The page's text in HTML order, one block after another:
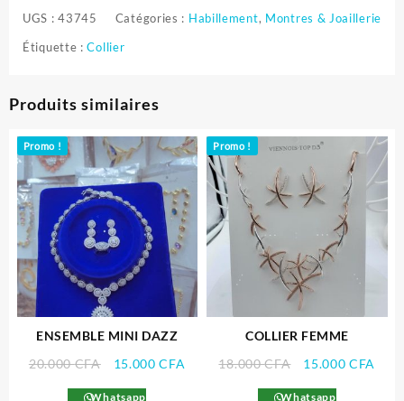
UGS :43745 Catégories : Habillement, Montres & Joaillerie
Étiquette :Collier
Produits similaires
Promo !
ENSEMBLE MINI DAZZ
20.000CFA
Le
15.000CFA
Whatsapp
Promo !
COLLIER FEMME
18.000CFA
Le
15.000CFA
Whatsapp